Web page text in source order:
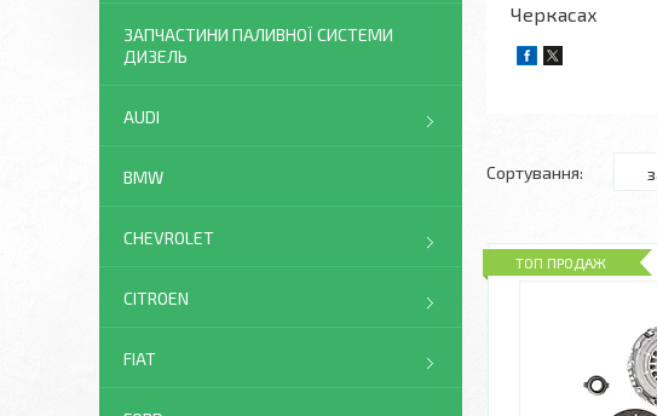
Черкасах
ТОП ПРОДАЖ
ЗАПЧАСТИНИ ПАЛИВНОЇ СИСТЕМИ
ДИЗЕЛЬ
AUDI
BMW
CHEVROLET
CITROEN
FIAT